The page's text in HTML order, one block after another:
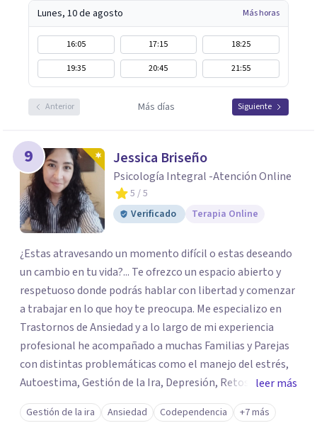
Lunes, 10 de agosto Más horas
16:05 17:15
18:25
19:35
20:45 21:55
Anterior Más días Siguiente
9 Jessica Briseño
Psicología Integral -Atención Online
5 / 5
Verificado
Terapia Online
¿Estas atravesando un momento difícil o estas deseando
un cambio en tu vida?... Te ofrezco un espacio abierto y
respetuoso donde podrás hablar con libertad y comenzar
a trabajar en lo que hoy te preocupa. Me especializo en
Trastornos de Ansiedad y a lo largo de mi experiencia
profesional he acompañado a muchas Familias y Parejas
con distintas problemáticas como el manejo del estrés,
Autoestima, Gestión de la Ira, Depresión, Retos en la
Crianza, Codependencia, Celos, entre otros. Cuento con
más de 12 años de experiencia en el área de la Salud
leer más
Gestión de la ira Ansiedad Codependencia +7 más